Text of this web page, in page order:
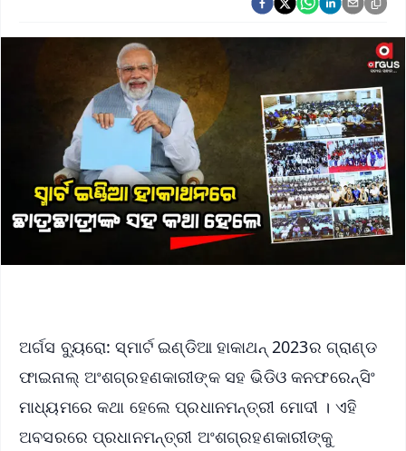
ଅର୍ଗସ ବ୍ୟୁରୋ: ସ୍ମାର୍ଟ ଇଣ୍ଡିଆ ହାକାଥନ୍ 2023ର ଗ୍ରାଣ୍ଡ
ଫାଇନାଲ୍ ଅଂଶଗ୍ରହଣକାରୀଙ୍କ ସହ ଭିଡିଓ କନଫରେନ୍ସିଂ
ମାଧ୍ୟମରେ କଥା ହେଲେ ପ୍ରଧାନମନ୍ତ୍ରୀ ମୋଦୀ । ଏହି
ଅବସରରେ ପ୍ରଧାନମନ୍ତ୍ରୀ ଅଂଶଗ୍ରହଣକାରୀଙ୍କୁ